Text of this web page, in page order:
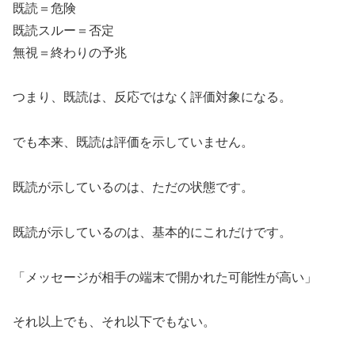
既読＝危険
既読スルー＝否定
無視＝終わりの予兆
つまり、既読は、反応ではなく評価対象になる。
でも本来、既読は評価を示していません。
既読が示しているのは、ただの状態です。
既読が示しているのは、基本的にこれだけです。
「メッセージが相手の端末で開かれた可能性が高い」
それ以上でも、それ以下でもない。